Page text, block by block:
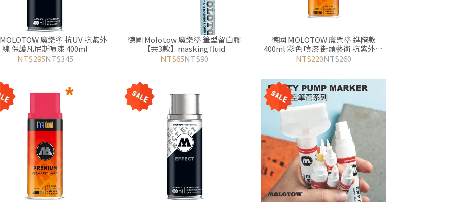
魔樂塗 抗UV 抗紫外
線 保護凡尼斯噴漆 400ml
NT$295NT$345
德國 Molotow 魔樂塗 筆型留白膠
【共3款】masking fluid
NT$65NT$90
德國 MOLOTOW 魔樂塗 進階款
400ml 彩色 噴漆 街頭藝術 抗紫外線
模型噴漆 高度覆蓋
NT$220NT$260